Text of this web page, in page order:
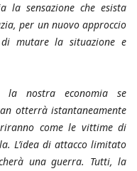
la sensazione che esista
per un nuovo approccio
di mutare la situazione e
la nostra economia se
otterrà istantaneamente
come le vittime di
L’idea di attacco limitato
una guerra. Tutti, la